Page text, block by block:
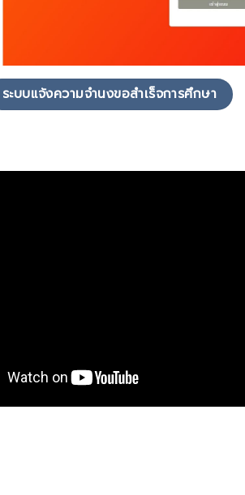
ระบบแจ้งความจำนงขอสำเร็จการศึกษา